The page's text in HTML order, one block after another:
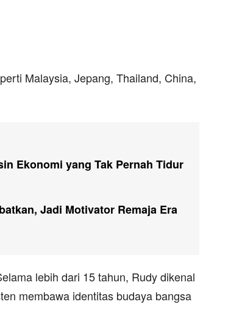
Malaysia, Jepang, Thailand, China,
Ekonomi yang Tak Pernah Tidur
Jadi Motivator Remaja Era
lebih dari 15 tahun, Rudy dikenal
membawa identitas budaya bangsa